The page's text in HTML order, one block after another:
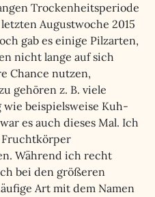
Trockenheitsperiode
Augustwoche 2015
gab es einige Pilzarten,
nicht lange auf sich
Chance nutzen,
gehören z. B. viele
beispielsweise Kuh-
es auch dieses Mal. Ich
Fruchtkörper
Während ich recht
bei den größeren
Art mit dem Namen